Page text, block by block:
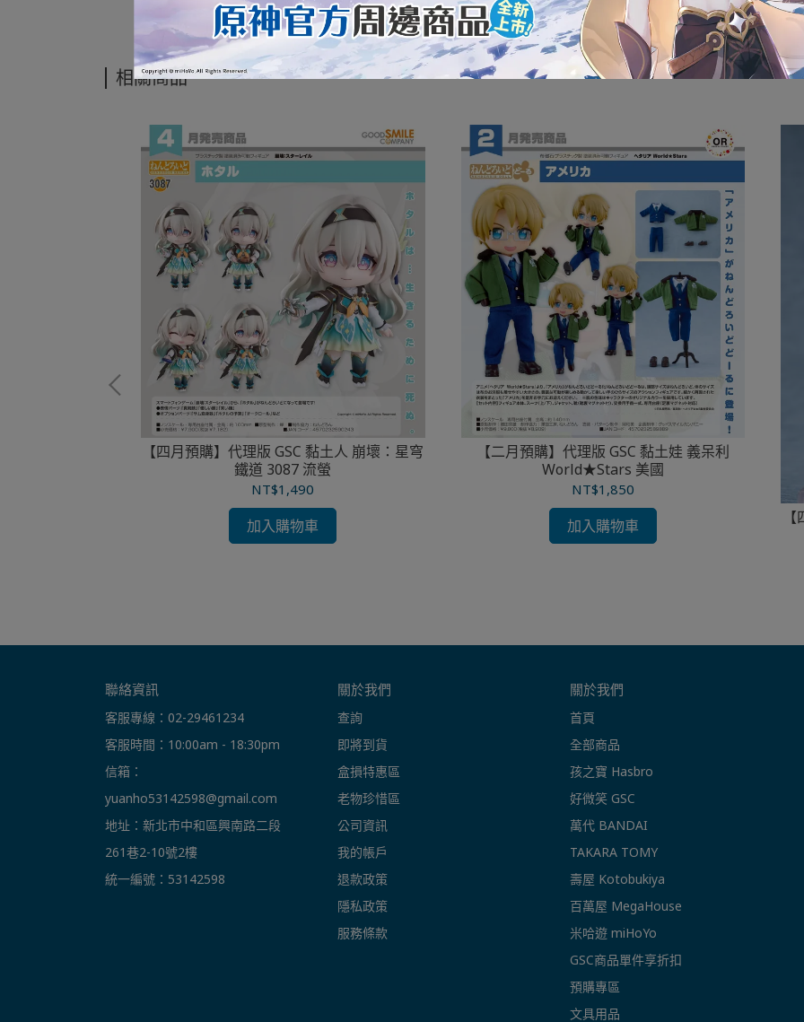
相關商品
【四月預購】代理版 GSC 黏土人 崩壞：星穹
鐵道 3087 流螢
NT$1,490
加入購物車
【二月預購】代理版 GSC 黏土娃 義呆利
World★Stars 美國
NT$1,850
加入購物車
聯絡資訊
客服專線：02-29461234
客服時間：10:00am - 18:30pm
信箱：
yuanho53142598@gmail.com
地址：新北市中和區興南路二段
261巷2-10號2樓
統一編號：53142598
關於我們
查詢
即將到貨
盒損特惠區
老物珍惜區
公司資訊
我的帳戶
退款政策
隱私政策
服務條款
關於我們
首頁
全部商品
孩之寶 Hasbro
好微笑 GSC
萬代 BANDAI
TAKARA TOMY
壽屋 Kotobukiya
百萬屋 MegaHouse
米哈遊 miHoYo
GSC商品單件享折扣
預購專區
文具用品